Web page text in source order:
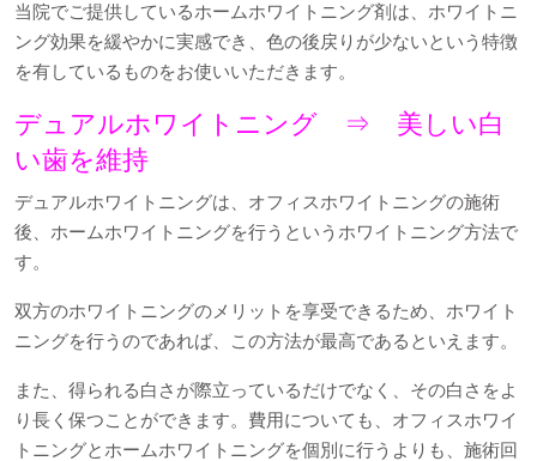
当院でご提供しているホームホワイトニング剤は、ホワイトニ
ング効果を緩やかに実感でき、色の後戻りが少ないという特徴
を有しているものをお使いいただきます。
デュアルホワイトニング ⇒ 美しい白
い歯を維持
デュアルホワイトニングは、オフィスホワイトニングの施術
後、ホームホワイトニングを行うというホワイトニング方法で
す。
双方のホワイトニングのメリットを享受できるため、ホワイト
ニングを行うのであれば、この方法が最高であるといえます。
また、得られる白さが際立っているだけでなく、その白さをよ
り長く保つことができます。費用についても、オフィスホワイ
トニングとホームホワイトニングを個別に行うよりも、施術回